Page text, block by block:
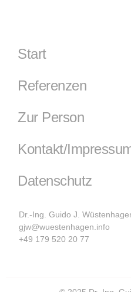
Start
Referenzen
Zur Person
Kontakt/
Datenschutz
Dr.-Ing. Guido J.
gjw@wuestenhagen.info
+49 179 520 20 77